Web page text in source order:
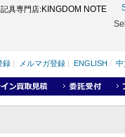
具専門店: KINGDOM NOTE
録 メルマガ登録 ENGLISH / 中